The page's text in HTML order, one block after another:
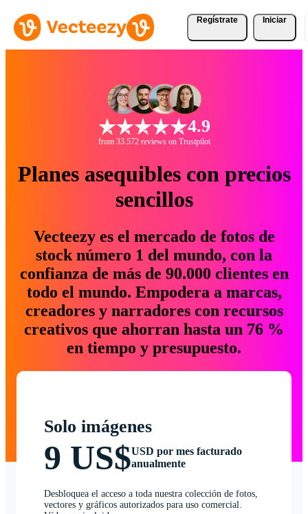
Regístrate Iniciar
4.9
from 33.572 reviews on Trustpilot
Planes asequibles con precios
sencillos
Vecteezy es el mercado de fotos de
stock número 1 del mundo, con la
confianza de más de 90.000 clientes en
todo el mundo. Empodera a marcas,
creadores y narradores con recursos
creativos que ahorran hasta un 76 %
en tiempo y presupuesto.
Solo imágenes
9 US$USD por mes facturado
anualmente
Desbloquea el acceso a toda nuestra colección de fotos,
vectores y gráficos autorizados para uso comercial.